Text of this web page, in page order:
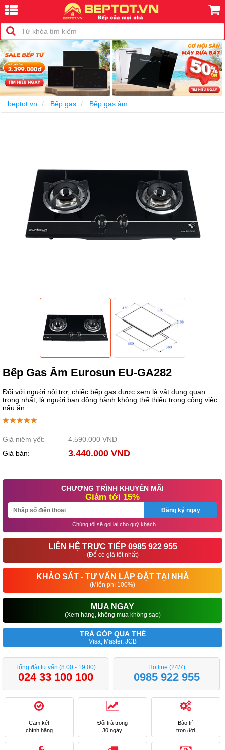
beptot.vn Bếp gas Bếp gas âm
Bếp Gas Âm Eurosun EU-GA282
Đối với người nội trợ, chiếc bếp gas được xem là vật dụng quan
trọng nhất, là người bạn đồng hành không thể thiếu trong công việc
nấu ăn ...
Giá niêm yết: 4.590.000 VND
-25%
Giá bán: 3.440.000 VND
CHƯƠNG TRÌNH KHUYẾN MÃI
Giảm tới 15%
Đăng ký ngay
Chúng tôi sẽ gọi lại cho quý khách
LIÊN HỆ TRỰC TIẾP 0985 922 955
(Để có giá tốt nhất)
KHẢO SÁT - TƯ VẤN LẮP ĐẶT TẠI NHÀ
(Miễn phí 100%)
MUA NGAY
(Xem hàng, không mua không sao)
TRẢ GÓP QUA THẺ
Visa, Master, JCB
Tổng đài tư vấn (8:00 - 19:00)
024 33 100 100
Hotline (24/7)
0985 922 955
Cam kết
chính hãng
Đổi trả trong
30 ngày
Bảo trì
trọn đời